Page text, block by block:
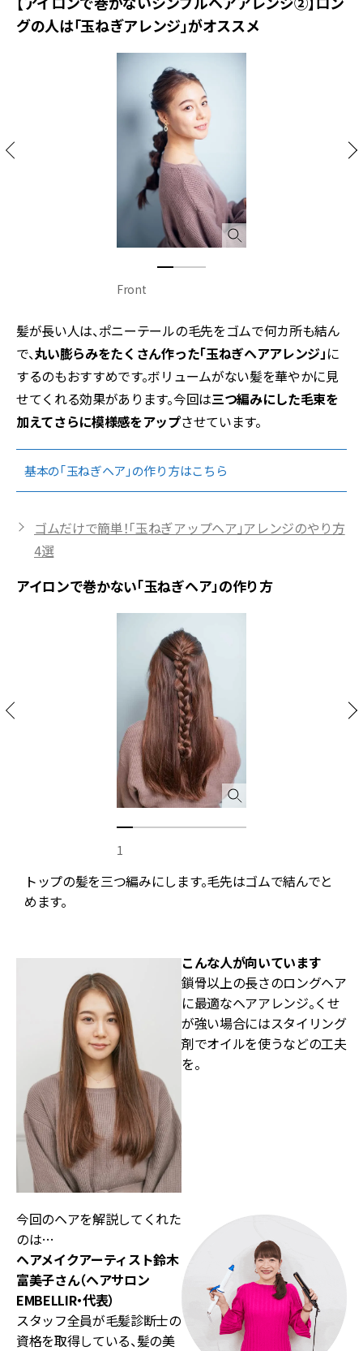
グの人は「玉ねぎアレンジ」がオススメ
Front
髪が長い人は、ポニーテールの毛先をゴムで何カ所も結ん
で、丸い膨らみをたくさん作った「玉ねぎヘアアレンジ」に
するのもおすすめです。ボリュームがない髪を華やかに見
せてくれる効果があります。今回は三つ編みにした毛束を
加えてさらに模様感をアップさせています。
基本の「玉ねぎヘア」の作り方はこちら
ゴムだけで簡単！「玉ねぎアップヘア」アレンジのやり方
4選
アイロンで巻かない「玉ねぎヘア」の作り方
1
トップの髪を三つ編みにします。毛先はゴムで結んでと
めます。
こんな人が向いています
鎖骨以上の長さのロングヘア
に最適なヘアアレンジ。くせ
が強い場合にはスタイリング
剤でオイルを使うなどの工夫
を。
今回のヘアを解説してくれた
のは…
ヘアメイクアーティスト鈴木
富美子さん（ヘアサロン
EMBELLIR・代表）
スタッフ全員が毛髪診断士の
資格を取得している、髪の美